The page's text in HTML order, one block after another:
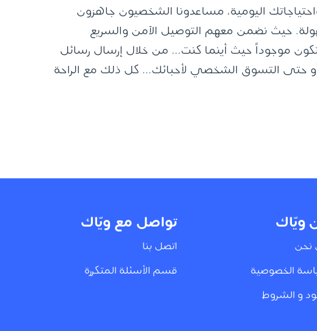
اليومية، مساعدونا الشخصيون جاهزون
حيث نضمن معهم التوصيل الآمن والسريع
موجوداً حيث أينما كنت... من خلال إرسال رسائل
أو حتى التسوق الشخصي لأحبائك... كل ذلك مع الراحة
ويّاك
نحن
الخصوصية
و الشروط
تواصل مع ويّاك
اتصل بنا
قسم الأسئلة المتكررة